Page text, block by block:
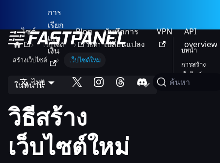
ไซต์
การ
เรียก
เก็บ
เงิน
Blog
บันทึกการ
เปลี่ยนแปลง
VPN
API
overview
ไทย ค้นหา
เว็บไซต์
วิธีทำ
สร้างเว็บไซต์
เว็บไซต์ใหม่
ในหน้านี้
วิธีสร้าง
เว็บไซต์ใหม่
บทนำ
การสร้าง
เว็บไซต์